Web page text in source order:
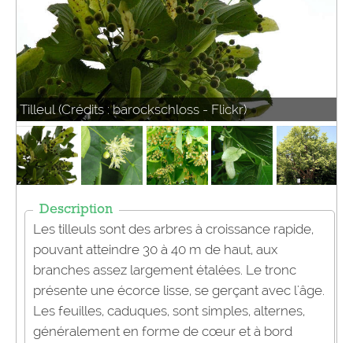
Tilleul (Crédits : barockschloss - Flickr)
Description
Les tilleuls sont des arbres à croissance rapide,
pouvant atteindre 30 à 40 m de haut, aux
branches assez largement étalées. Le tronc
présente une écorce lisse, se gerçant avec l'âge.
Les feuilles, caduques, sont simples, alternes,
généralement en forme de cœur et à bord